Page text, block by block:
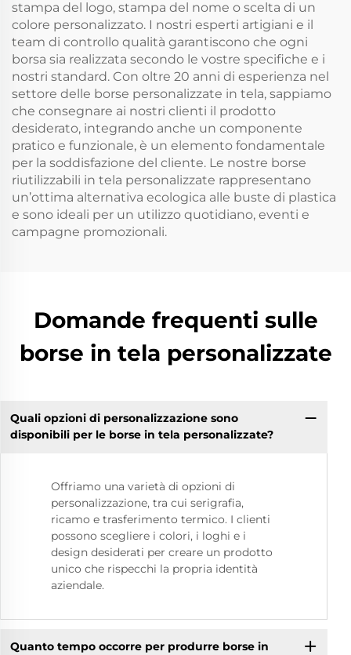
stampa del logo, stampa del nome o scelta di un
colore personalizzato. I nostri esperti artigiani e il
team di controllo qualità garantiscono che ogni
borsa sia realizzata secondo le vostre specifiche e i
nostri standard. Con oltre 20 anni di esperienza nel
settore delle borse personalizzate in tela, sappiamo
che consegnare ai nostri clienti il prodotto
desiderato, integrando anche un componente
pratico e funzionale, è un elemento fondamentale
per la soddisfazione del cliente. Le nostre borse
riutilizzabili in tela personalizzate rappresentano
un’ottima alternativa ecologica alle buste di plastica
e sono ideali per un utilizzo quotidiano, eventi e
campagne promozionali.
Domande frequenti sulle
borse in tela personalizzate
Quali opzioni di personalizzazione sono
disponibili per le borse in tela personalizzate?
Offriamo una varietà di opzioni di
personalizzazione, tra cui serigrafia,
ricamo e trasferimento termico. I clienti
possono scegliere i colori, i loghi e i
design desiderati per creare un prodotto
unico che rispecchi la propria identità
aziendale.
Quanto tempo occorre per produrre borse in